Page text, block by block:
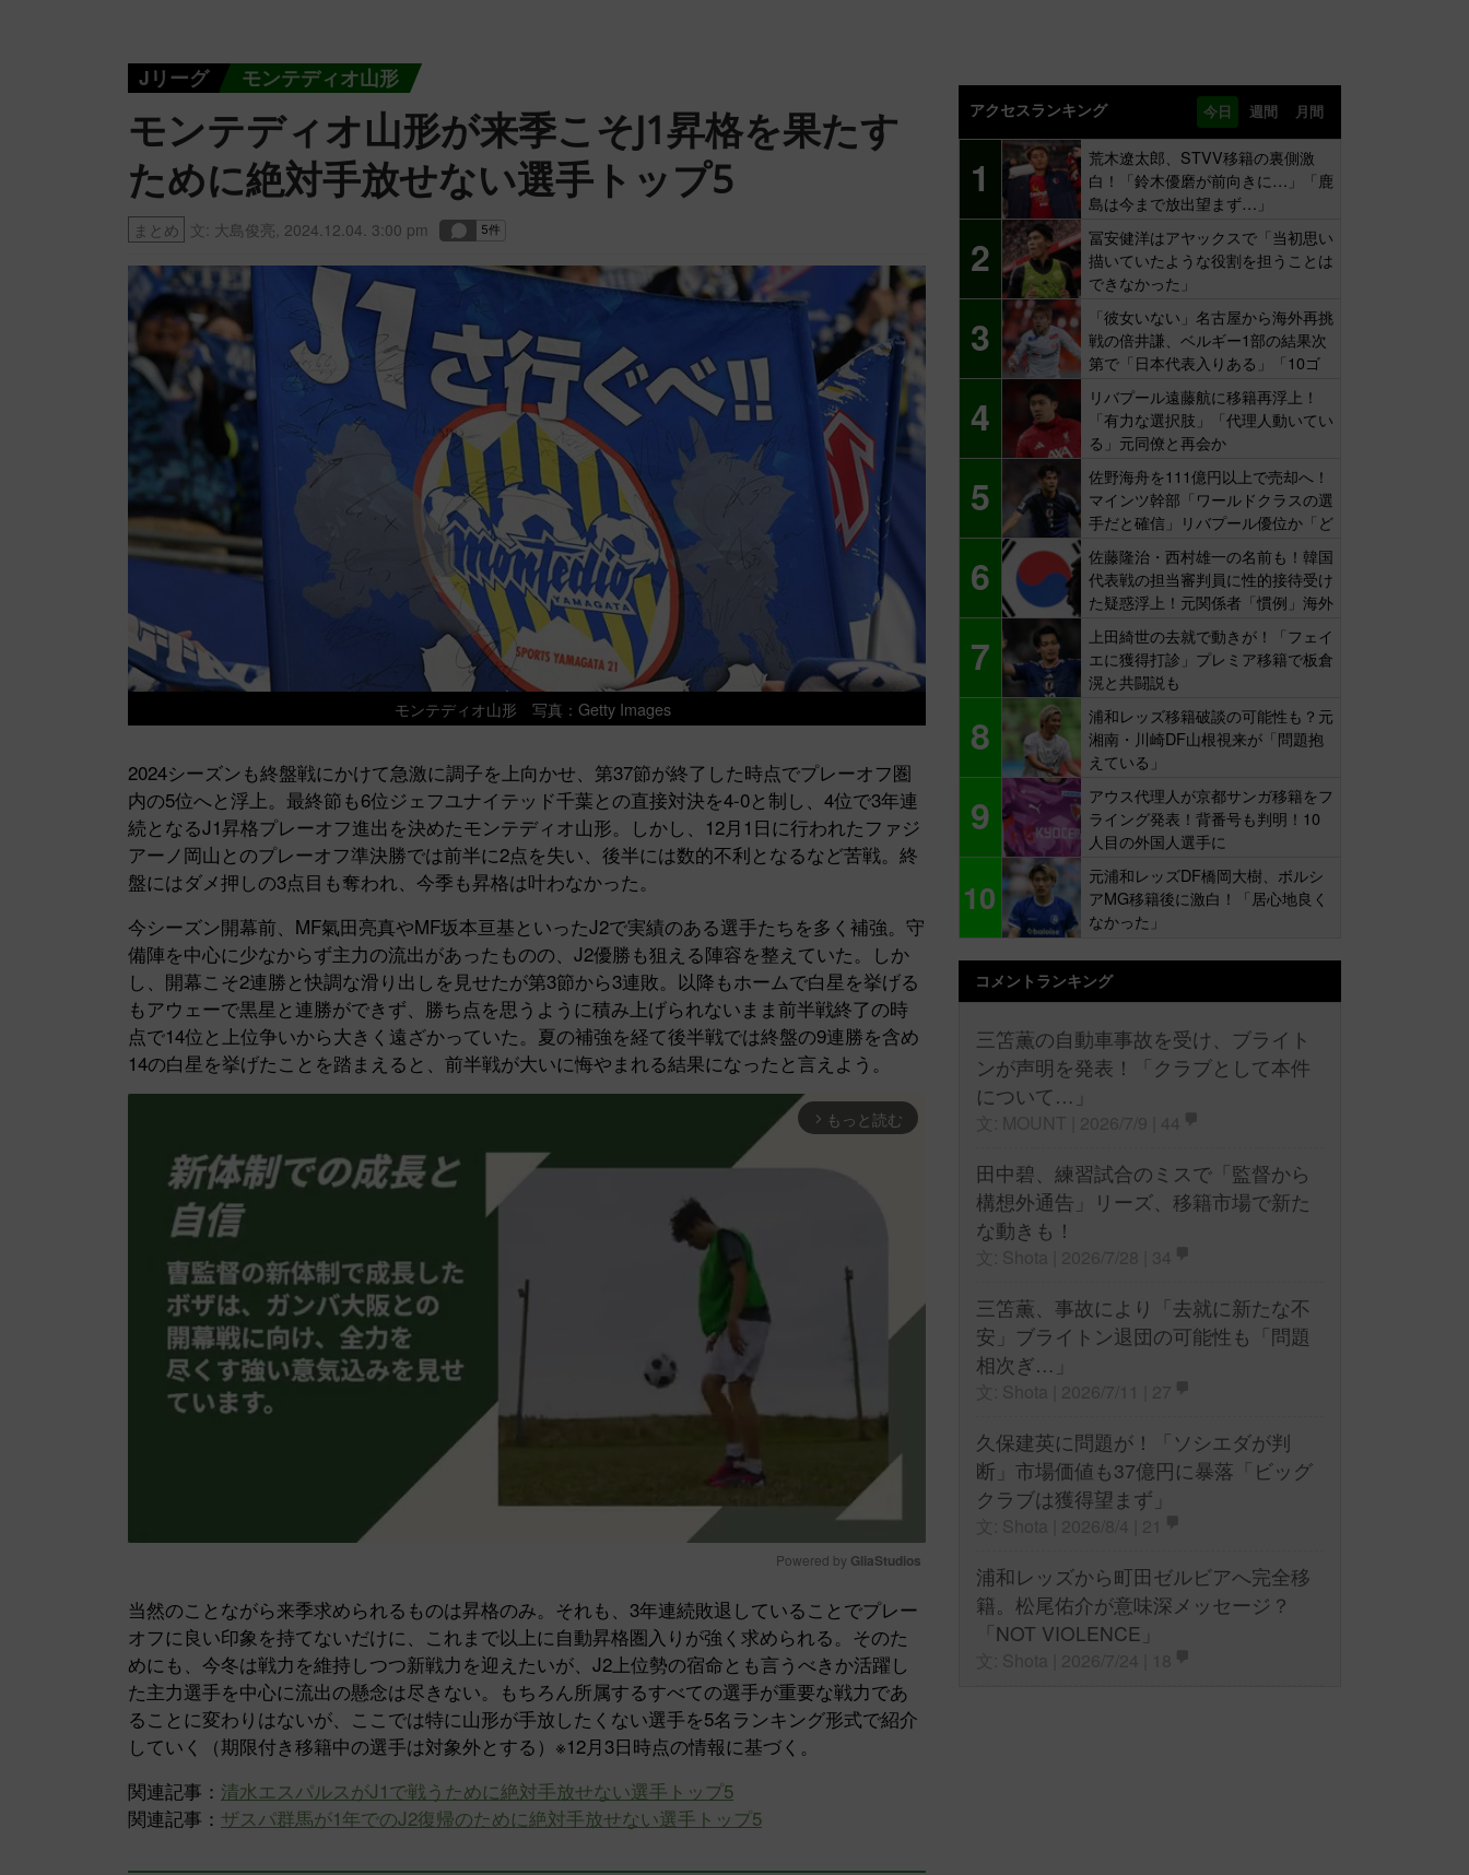
Jリーグ モンテディオ山形
モンテディオ山形が来季こそJ1昇格を果たす
ために絶対手放せない選手トップ5
まとめ 文: 大島俊亮 2024.12.04. 3:00 pm
モンテディオ山形 写真：Getty Images
2024シーズンも終盤戦にかけて急激に調子を上向かせ、第37節が終了した時点でプレーオフ圏
内の5位へと浮上。最終節も6位ジェフユナイテッド千葉との直接対決を4-0と制し、4位で3年連
続となるJ1昇格プレーオフ進出を決めたモンテディオ山形。しかし、12月1日に行われたファジ
アーノ岡山とのプレーオフ準決勝では前半に2点を失い、後半には数的不利となるなど苦戦。終
盤にはダメ押しの3点目も奪われ、今季も昇格は叶わなかった。
今シーズン開幕前、MF氣田亮真やMF坂本亘基といったJ2で実績のある選手たちを多く補強。守
備陣を中心に少なからず主力の流出があったものの、J2優勝も狙える陣容を整えていた。しか
し、開幕こそ2連勝と快調な滑り出しを見せたが第3節から3連敗。以降もホームで白星を挙げる
もアウェーで黒星と連勝ができず、勝ち点を思うように積み上げられないまま前半戦終了の時
点で14位と上位争いから大きく遠ざかっていた。夏の補強を経て後半戦では終盤の9連勝を含め
14の白星を挙げたことを踏まえると、前半戦が大いに悔やまれる結果になったと言えよう。
arrow_forward_ios もっと読む
Mute
Powered by GliaStudios
当然のことながら来季求められるものは昇格のみ。それも、3年連続敗退していることでプレー
オフに良い印象を持てないだけに、これまで以上に自動昇格圏入りが強く求められる。そのた
めにも、今冬は戦力を維持しつつ新戦力を迎えたいが、J2上位勢の宿命とも言うべきか活躍し
た主力選手を中心に流出の懸念は尽きない。もちろん所属するすべての選手が重要な戦力であ
ることに変わりはないが、ここでは特に山形が手放したくない選手を5名ランキング形式で紹介
していく（期限付き移籍中の選手は対象外とする）※12月3日時点の情報に基づく。
関連記事： 清水エスパルスがJ1で戦うために絶対手放せない選手トップ5
関連記事： ザスパ群馬が1年でのJ2復帰のために絶対手放せない選手トップ5
アクセスランキング 今日 週間 月間
1
荒木遼太郎、STVV移籍の裏側激
白！「鈴木優磨が前向きに…」「鹿
島は今まで放出望まず…」
2
冨安健洋はアヤックスで「当初思い
描いていたような役割を担うことは
できなかった」
3
「彼女いない」名古屋から海外再挑
戦の倍井謙、ベルギー1部の結果次
第で「日本代表入りある」「10ゴ
ール目標」
4
リバプール遠藤航に移籍再浮上！
「有力な選択肢」「代理人動いてい
る」元同僚と再会か
5
佐野海舟を111億円以上で売却へ！
マインツ幹部「ワールドクラスの選
手だと確信」リバプール優位か「ど
ちらかだ」
6
佐藤隆治・西村雄一の名前も！韓国
代表戦の担当審判員に性的接待受け
た疑惑浮上！元関係者「慣例」海外
報道
7
上田綺世の去就で動きが！「フェイ
エに獲得打診」プレミア移籍で板倉
滉と共闘説も
8
浦和レッズ移籍破談の可能性も？元
湘南・川崎DF山根視来が「問題抱
えている」
9
アウス代理人が京都サンガ移籍をフ
ライング発表！背番号も判明！10
人目の外国人選手に
10
元浦和レッズDF橋岡大樹、ボルシ
アMG移籍後に激白！「居心地良く
なかった」
コメントランキング
三笘薫の自動車事故を受け、ブライト
ンが声明を発表！「クラブとして本件
について…」
田中碧、練習試合のミスで「監督から
構想外通告」リーズ、移籍市場で新た
な動きも！
三笘薫、事故により「去就に新たな不
安」ブライトン退団の可能性も「問題
相次ぎ…」
久保建英に問題が！「ソシエダが判
断」市場価値も37億円に暴落「ビッグ
クラブは獲得望まず」
浦和レッズから町田ゼルビアへ完全移
籍。松尾佑介が意味深メッセージ？
「NOT VIOLENCE」